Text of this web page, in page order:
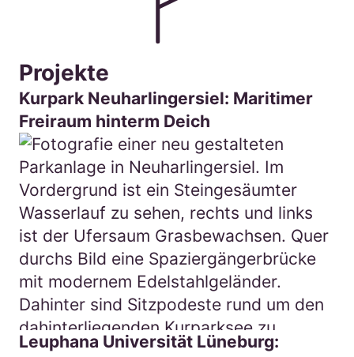
Projekte
Kurpark Neuharlingersiel: Maritimer
Freiraum hinterm Deich
Leuphana Universität Lüneburg: